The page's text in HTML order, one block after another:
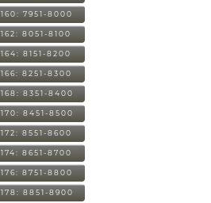
160: 7951-8000
162: 8051-8100
164: 8151-8200
166: 8251-8300
168: 8351-8400
170: 8451-8500
172: 8551-8600
174: 8651-8700
176: 8751-8800
178: 8851-8900